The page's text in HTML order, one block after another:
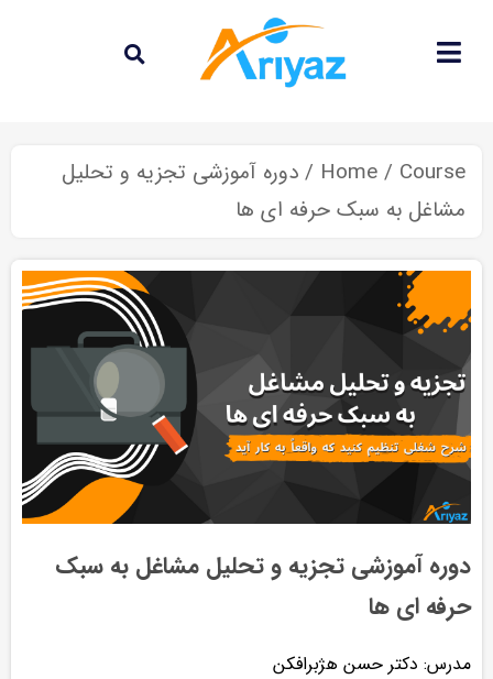
Home / Course
/ دوره آموزشی تجزیه و تحلیل
مشاغل به سبک حرفه ای ها
دوره آموزشی تجزیه و تحلیل مشاغل به سبک
حرفه ای ها
مدرس‌: دکتر حسن هژبرافکن